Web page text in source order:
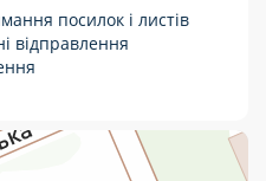
посилок і листів
відправлення
рахунку
на газети та